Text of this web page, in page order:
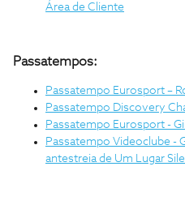
Área de Cliente
Passatempos:
Passatempo Eurosport –
Passatempo Discovery
Passatempo Eurosport -
Passatempo Videoclube -
antestreia de Um Lugar